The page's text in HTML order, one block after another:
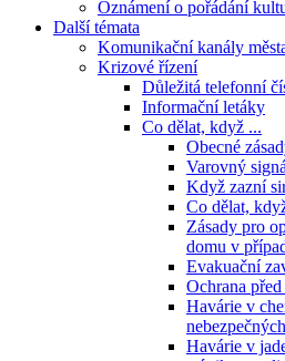
Oznámení o pořádání
Další témata
Komunikační kanály
Krizové řízení
Důležitá telefonní
Informační letáky
Co dělat, když ...
Obecné
Varovný
Když zazní
Co dělat,
Zásady pro
domu v
Evakuační
Ochrana
Havárie v
Havárie v